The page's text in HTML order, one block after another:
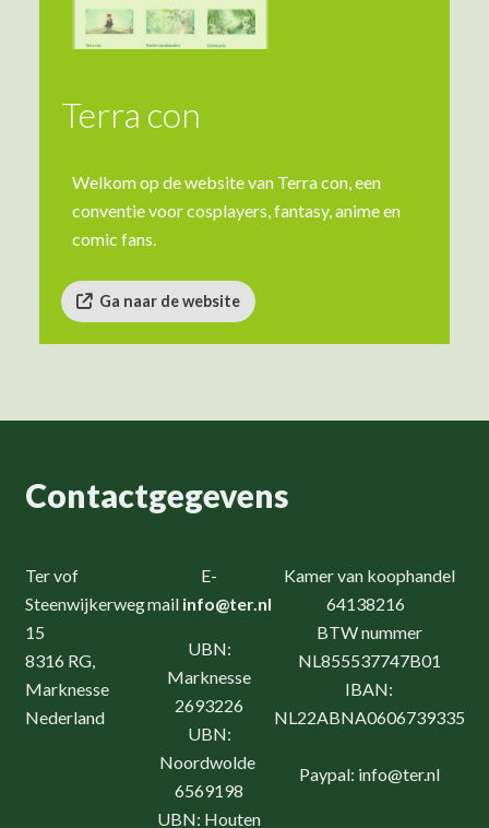
Terra con
Welkom op de website van Terra con, een
conventie voor cosplayers, fantasy, anime en
comic fans.
Ga naar de website
Contactgegevens
Ter vof
Steenwijkerweg
15
8316 RG,
Marknesse
Nederland
E-
mail info@ter.nl
UBN:
Marknesse
2693226
UBN:
Noordwolde
6569198
UBN: Houten
Kamer van koophandel
64138216
BTW nummer
NL855537747B01
IBAN:
NL22ABNA0606739335
Paypal: info@ter.nl